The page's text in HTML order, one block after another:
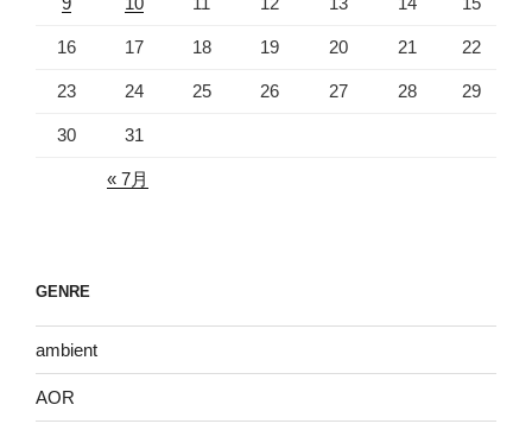
16 17 18 19 20 21 22
23 24 25 26 27 28 29
30 31
« 7月
GENRE
ambient
AOR